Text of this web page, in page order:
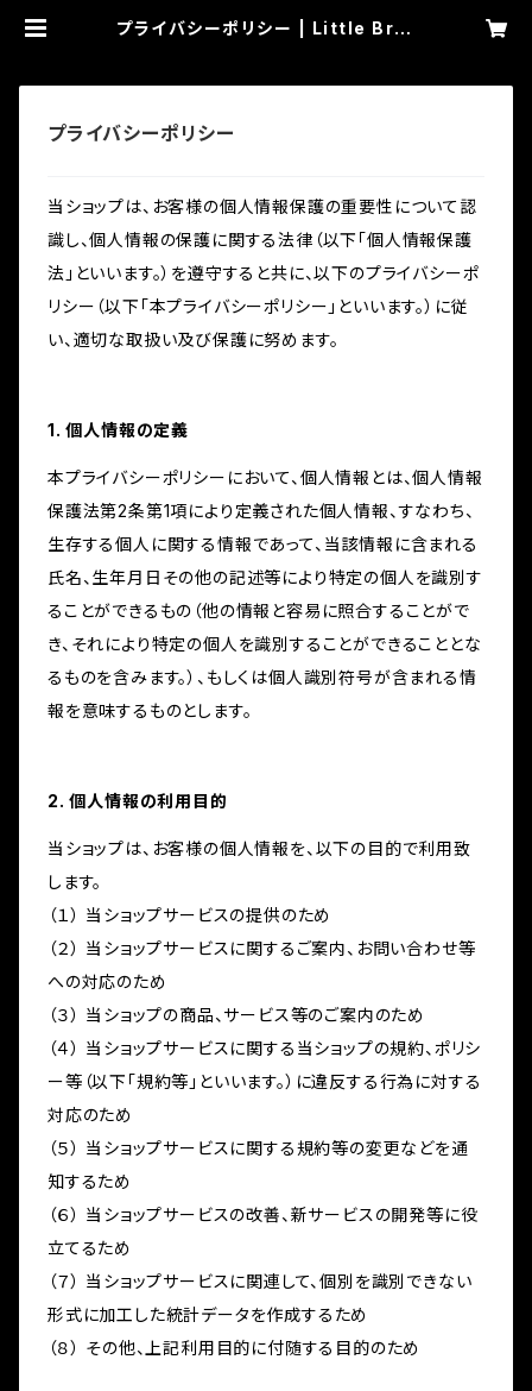
プライバシーポリシー | Little Brot
プライバシーポリシー
当ショップは、お客様の個人情報保護の重要性について認
識し、個人情報の保護に関する法律（以下「個人情報保護
法」といいます。）を遵守すると共に、以下のプライバシーポ
リシー（以下「本プライバシーポリシー」といいます。）に従
い、適切な取扱い及び保護に努めます。
1. 個人情報の定義
本プライバシーポリシーにおいて、個人情報とは、個人情報
保護法第2条第1項により定義された個人情報、すなわち、
生存する個人に関する情報であって、当該情報に含まれる
氏名、生年月日その他の記述等により特定の個人を識別す
ることができるもの（他の情報と容易に照合することがで
き、それにより特定の個人を識別することができることとな
るものを含みます。）、もしくは個人識別符号が含まれる情
報を意味するものとします。
2. 個人情報の利用目的
当ショップは、お客様の個人情報を、以下の目的で利用致
します。
（１） 当ショップサービスの提供のため
（２） 当ショップサービスに関するご案内、お問い合わせ等
への対応のため
（３） 当ショップの商品、サービス等のご案内のため
（４） 当ショップサービスに関する当ショップの規約、ポリシ
ー等（以下「規約等」といいます。）に違反する行為に対する
対応のため
（５） 当ショップサービスに関する規約等の変更などを通
知するため
（６） 当ショップサービスの改善、新サービスの開発等に役
立てるため
（７） 当ショップサービスに関連して、個別を識別できない
形式に加工した統計データを作成するため
（８） その他、上記利用目的に付随する目的のため